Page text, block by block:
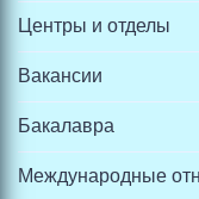
Центры и отделы
Вакансии
Бакалавра
Международные